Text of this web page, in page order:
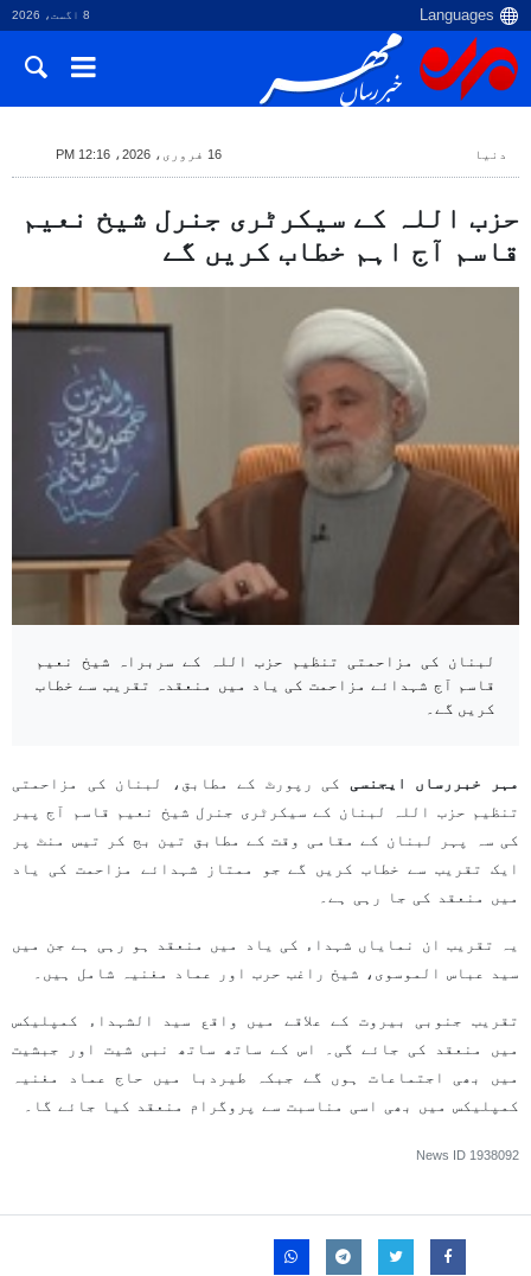
8 اگست، 2026
دنیا 16 فروری، 2026، 12:16 PM
حزب اللہ کے سیکرٹری جنرل شیخ نعیم
قاسم آج اہم خطاب کریں گے
لبنان کی مزاحمتی تنظیم حزب اللہ کے سربراہ شیخ نعیم
قاسم آج شہدائے مزاحمت کی یاد میں منعقدہ تقریب سے خطاب
کریں گے۔
مہر خبررساں ایجنسی کی رپورٹ کے مطابق، لبنان کی مزاحمتی
تنظیم حزب اللہ لبنان کے سیکرٹری جنرل شیخ نعیم قاسم آج پیر
کی سہ پہر لبنان کے مقامی وقت کے مطابق تین بج کر تیس منٹ پر
ایک تقریب سے خطاب کریں گے جو ممتاز شہدائے مزاحمت کی یاد
میں منعقد کی جا رہی ہے۔
یہ تقریب ان نمایاں شہداء کی یاد میں منعقد ہو رہی ہے جن میں
سید عباس الموسوی، شیخ راغب حرب اور عماد مغنیہ شامل ہیں۔
تقریب جنوبی بیروت کے علاقے میں واقع سید الشہداء کمپلیکس
میں منعقد کی جائے گی۔ اس کے ساتھ ساتھ نبی شیت اور جبشیت
میں بھی اجتماعات ہوں گے جبکہ طیردبا میں حاج عماد مغنیہ
کمپلیکس میں بھی اسی مناسبت سے پروگرام منعقد کیا جائے گا۔
News ID 1938092